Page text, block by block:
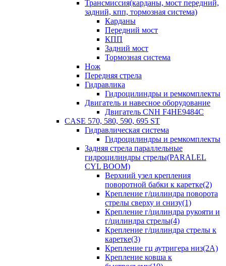
Трансмиссия(карданы, мост передний,
задний, кпп, тормозная система)
Карданы
Передний мост
КПП
Задний мост
Тормозная система
Нож
Передняя стрела
Гидравлика
Гидроцилиндры и ремкомплекты
Двигатель и навесное оборудование
Двигатель CNH F4HE9484C
CASE 570, 580, 590, 695 ST
Гидравлическая система
Гидроцилиндры и ремкомплекты
Задняя стрела параллельные
гидроцилиндры стрелы(PARALEL
CYL BOOM)
Верхний узел крепления
поворотной бабки к каретке(2)
Крепление г/цилиндра поворота
стрелы сверху и снизу(1)
Крепление г/цилиндра рукояти и
г/цилиндра стрелы(4)
Крепление г/цилиндра стрелы к
каретке(3)
Крепление гц аутригера низ(2А)
Крепление ковша к